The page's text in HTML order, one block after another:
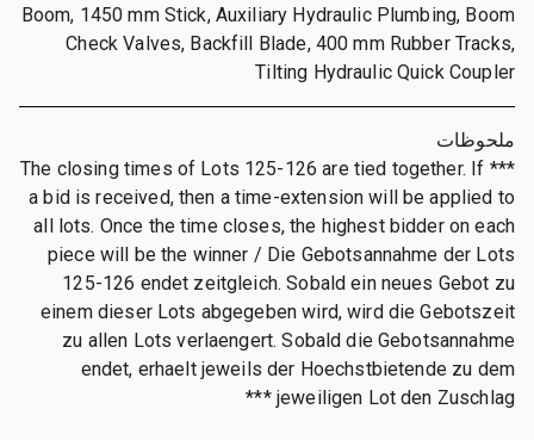
Boom, 1450 mm Stick, Auxiliary Hydraulic Plumbing, Boom
Check Valves, Backfill Blade, 400 mm Rubber Tracks,
Tilting Hydraulic Quick Coupler
ملحوظات
*** The closing times of Lots 125-126 are tied together. If
a bid is received, then a time-extension will be applied to
all lots. Once the time closes, the highest bidder on each
piece will be the winner / Die Gebotsannahme der Lots
125-126 endet zeitgleich. Sobald ein neues Gebot zu
einem dieser Lots abgegeben wird, wird die Gebotszeit
zu allen Lots verlaengert. Sobald die Gebotsannahme
endet, erhaelt jeweils der Hoechstbietende zu dem
jeweiligen Lot den Zuschlag ***